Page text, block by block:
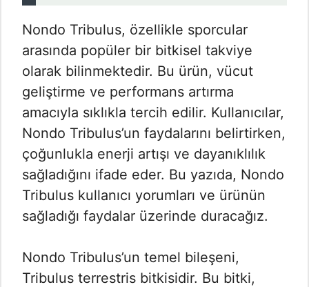
Nondo Tribulus, özellikle sporcular
arasında popüler bir bitkisel takviye
olarak bilinmektedir. Bu ürün, vücut
geliştirme ve performans artırma
amacıyla sıklıkla tercih edilir. Kullanıcılar,
Nondo Tribulus’un faydalarını belirtirken,
çoğunlukla enerji artışı ve dayanıklılık
sağladığını ifade eder. Bu yazıda, Nondo
Tribulus kullanıcı yorumları​ ve ürünün
sağladığı faydalar üzerinde duracağız.
Nondo Tribulus’un temel bileşeni,
Tribulus terrestris bitkisidir. Bu bitki,